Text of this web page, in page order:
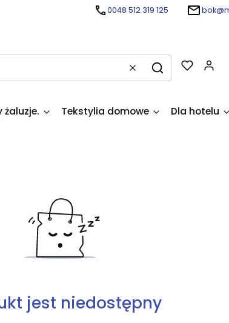
0048 512 319 125
WyczyśćSzukaj
żaluzje. Tekstylia domowe Dla hotelu
jest niedostępny